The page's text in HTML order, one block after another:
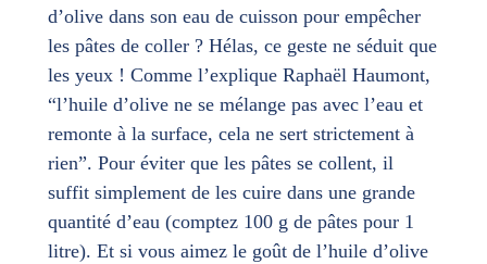
d’olive dans son eau de cuisson pour empêcher
les pâtes de coller ? Hélas, ce geste ne séduit que
les yeux ! Comme l’explique Raphaël Haumont,
“l’huile d’olive ne se mélange pas avec l’eau et
remonte à la surface, cela ne sert strictement à
rien”. Pour éviter que les pâtes se collent, il
suffit simplement de les cuire dans une grande
quantité d’eau (comptez 100 g de pâtes pour 1
litre). Et si vous aimez le goût de l’huile d’olive